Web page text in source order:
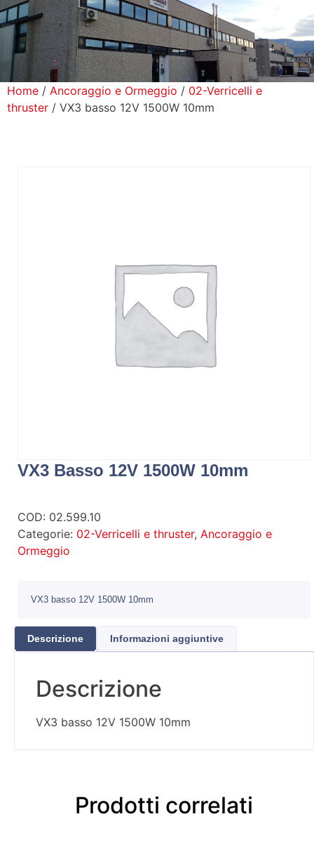
Prodotti
Home / Ancoraggio e Ormeggio / 02-Verricelli e
thruster / VX3 basso 12V 1500W 10mm
VX3 Basso 12V 1500W 10mm
COD: 02.599.10
Categorie: 02-Verricelli e thruster, Ancoraggio e
Ormeggio
VX3 basso 12V 1500W 10mm
Descrizione Informazioni aggiuntive
Descrizione
VX3 basso 12V 1500W 10mm
Prodotti correlati